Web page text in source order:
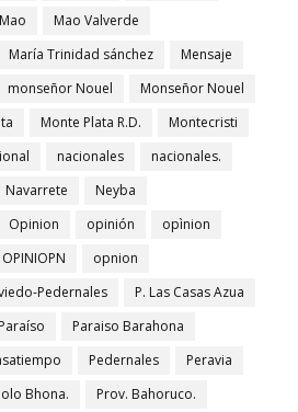
Mao
Mao Valverde
María Trinidad sánchez
Mensaje
monseñor Nouel
Monseñor Nouel
Monte Plata R.D.
Montecristi
nacionales
nacionales.
Navarrete
Neyba
Opinion opinión
opìnion
OPINIOPN
opnion
Pedernales
P. Las Casas Azua
Paraíso
Paraiso Barahona
Pedernales
Peravia
Bhona.
Prov. Bahoruco.